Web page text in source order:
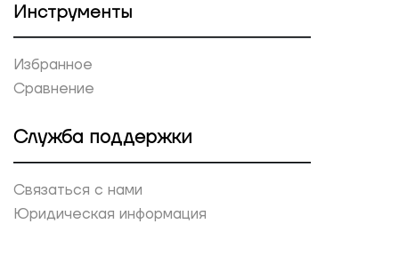
Инструменты
Избранное
Сравнение
Служба поддержки
Связаться с нами
Юридическая информация